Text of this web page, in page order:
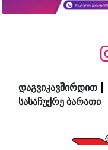
დაგვიკავშირდით
სასაჩუქრე ბარათი